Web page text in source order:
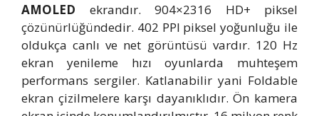
AMOLED ekrandır. 904×2316 HD+ piksel
çözünürlüğündedir. 402 PPI piksel yoğunluğu ile
oldukça canlı ve net görüntüsü vardır. 120 Hz
ekran yenileme hızı oyunlarda muhteşem
performans sergiler. Katlanabilir yani Foldable
ekran çizilmelere karşı dayanıklıdır. Ön kamera